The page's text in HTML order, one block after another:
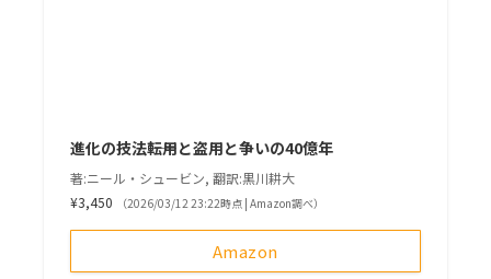
進化の技法――転用と盗用と争いの40億年
著:ニール・シュービン, 翻訳:黒川耕大
¥3,450
（2026/03/12 23:22時点 | Amazon調べ）
Amazon